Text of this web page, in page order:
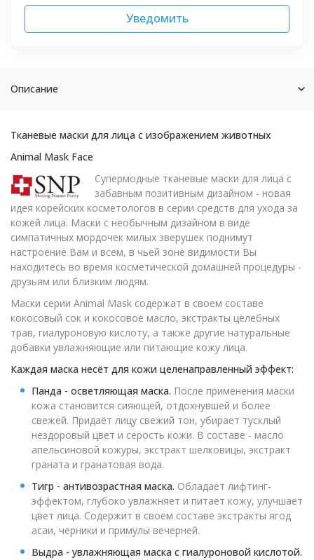
Уведомить
Описание
Тканевые маски для лица с изображением животных
Animal Mask Face
Супермодные тканевые маски для лица с
забавным позитивным дизайном - новая
идея корейских косметологов в серии средств для ухода за
кожей лица. Маски с необычным дизайном в виде
симпатичных мордочек милых зверушек поднимут
настроение Вам и всем, в чьей зоне видимости Вы
находитесь во время косметической домашней процедуры -
друзьям или близким людям.
Маски серии Animal Mask содержат в своем составе
кокосовый сок и кокосовое масло, экстракты целебных
трав, гиалуроновую кислоту, а также другие натуральные
добавки увлажняющие или питающие кожу лица.
Каждая маска несёт для кожи целенаправленный эффект:
Панда - осветляющая маска. После применения маски
кожа становится сияющей, отдохнувшей и более
свежей. Придаёт лицу свежий тон, убирает тусклый
нездоровый цвет и серость кожи. В составе - масло
апельсиновой кожуры, экстракт шелковицы, экстракт
граната и гранатовая вода.
Тигр - антивозрастная маска. Обладает лифтинг-
эффектом, глубоко увлажняет и питает кожу, улучшает
цвет лица. Содержит в своем составе экстракты ягод
асаи, черники и примулы вечерней.
Выдра - увлажняющая маска с гиалуроновой кислотой.